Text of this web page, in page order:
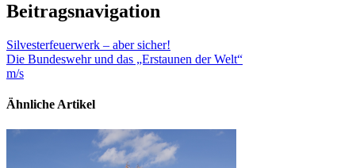
Beitragsnavigation
Silvesterfeuerwerk – aber sicher!
Die Bundeswehr und das „Erstaunen der Welt“
m/s
Ähnliche Artikel